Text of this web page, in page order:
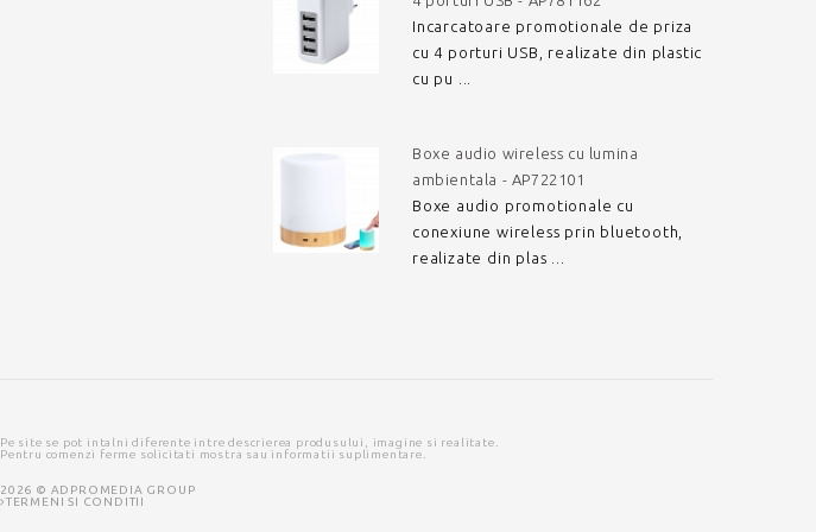
Incarcatoare promotionale de priza
cu 4 porturi USB, realizate din plastic
cu pu ...
Boxe audio wireless cu lumina
ambientala - AP722101
Boxe audio promotionale cu
conexiune wireless prin bluetooth,
realizate din plas ...
Pe site se pot intalni diferente intre descrierea produsului, imagine si realitate.
Pentru comenzi ferme solicitati mostra sau informatii suplimentare.
2026 © ADPROMEDIA GROUP
TERMENI SI CONDITII